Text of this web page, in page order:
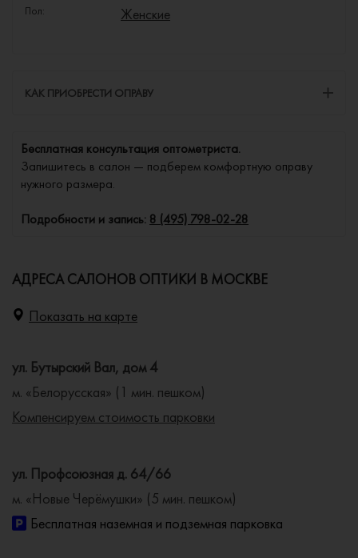
Пол: Женские
КАК ПРИОБРЕСТИ ОПРАВУ
Бесплатная консультация оптометриста.
Запишитесь в салон — подберем комфортную оправу
нужного размера.
Подробности и запись: 8 (495) 798-02-28
АДРЕСА САЛОНОВ ОПТИКИ В МОСКВЕ
Показать на карте
ул. Бутырский Вал, дом 4
м. «Белорусская» (1 мин. пешком)
Компенсируем стоимость парковки
ул. Профсоюзная д. 64/66
м. «Новые Черёмушки» (5 мин. пешком)
Бесплатная наземная и подземная парковка